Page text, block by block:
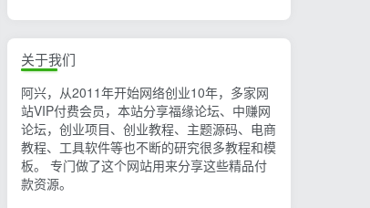
关于我们
阿兴，从2011年开始网络创业10年，多家网
站VIP付费会员，本站分享福缘论坛、中赚网
论坛，创业项目、创业教程、主题源码、电商
教程、工具软件等也不断的研究很多教程和模
板。 专门做了这个网站用来分享这些精品付
款资源。